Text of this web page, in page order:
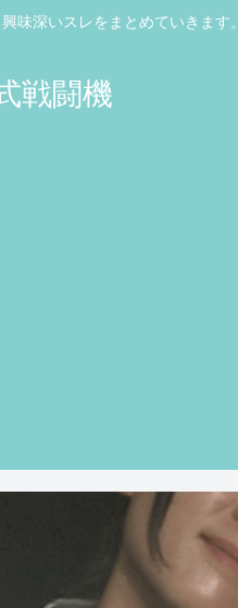
味深いスレをまとめていきます。
戦闘機